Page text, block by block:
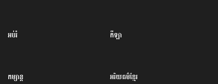
អប់រំ កីឡា
កម្សាន្ត អរិយធម៌ខ្មែរ